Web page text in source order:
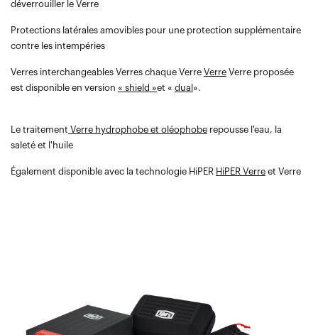
déverrouiller le Verre
Protections latérales amovibles pour une protection supplémentaire
contre les intempéries
Verres interchangeables Verres chaque Verre Verre Verre proposée
est disponible en version « shield »et « dual ».
Le traitement Verre hydrophobe et oléophobe repousse l'eau, la
saleté et l'huile
Également disponible avec la technologie HiPER HiPER Verre et Verre